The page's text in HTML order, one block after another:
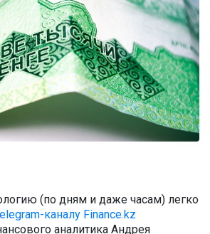
(по дням и даже часам) легко
каналу Finance.kz
аналитика Андрея